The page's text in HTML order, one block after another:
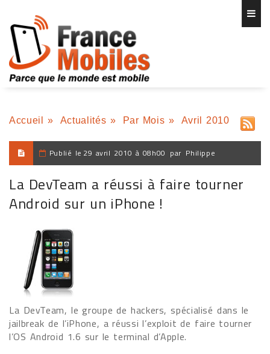
Accueil » Actualités » Par Mois » Avril 2010
Publié le 29 avril 2010 à 08h00 par Philippe
La DevTeam a réussi à faire tourner
Android sur un iPhone !
La DevTeam, le groupe de hackers, spécialisé dans le
jailbreak de l’iPhone, a réussi l’exploit de faire tourner
l’OS Android 1.6 sur le terminal d’Apple.